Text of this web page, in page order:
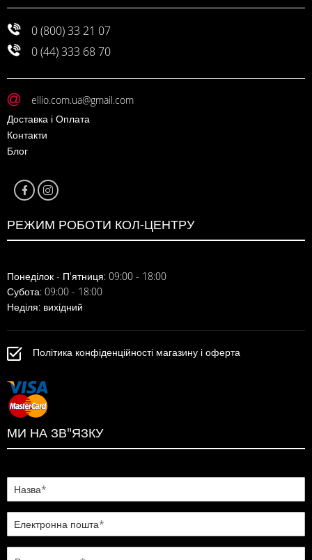
0 (800) 33 21 07
0 (44) 333 68 70
ellio.com.ua@gmail.com
Доставка і Оплата
Контакти
Блог
РЕЖИМ РОБОТИ КОЛ-ЦЕНТРУ
Понеділок - П'ятниця: 09:00 - 18:00
Субота: 09:00 - 18:00
Неділя: вихідний
Політика конфіденційності магазину і оферта
МИ НА ЗВ"ЯЗКУ